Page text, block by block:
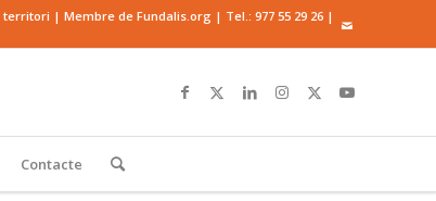
territori | Membre de Fundalis.org | Tel.: 977 55 29 26 |
Contacte